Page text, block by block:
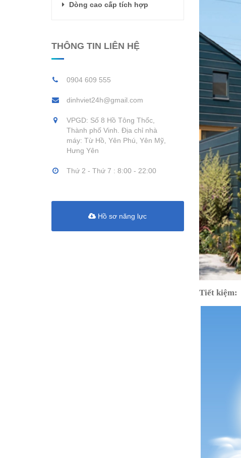
Tiết kiệm:
Dòng cao cấp tích hợp
THÔNG TIN LIÊN HỆ
0904 609 555
dinhviet24h@gmail.com
VPGD: Số 8 Hồ Tông Thốc,
Thành phố Vinh. Địa chỉ nhà
máy: Từ Hồ, Yên Phú, Yên Mỹ,
Hưng Yên
Thứ 2 - Thứ 7 : 8:00 - 22:00
Hồ sơ năng lực